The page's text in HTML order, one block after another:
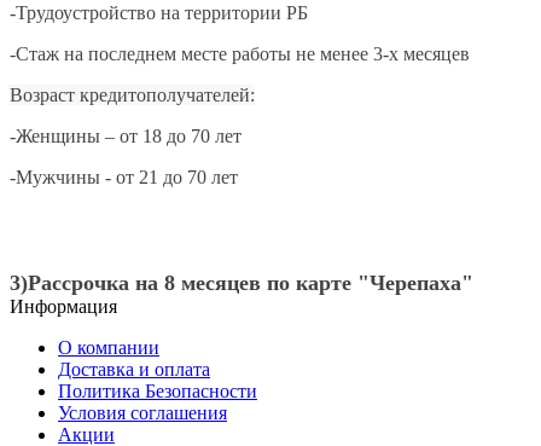
-Трудоустройство на территории РБ
-Стаж на последнем месте работы не менее 3-х месяцев
Возраст кредитополучателей:
-Женщины – от 18 до 70 лет
-Мужчины - от 21 до 70 лет
3)Рассрочка на 8 месяцев по карте "Черепаха"
Информация
О компании
Доставка и оплата
Политика Безопасности
Условия соглашения
Акции